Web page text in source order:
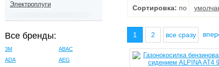
Электроплуги
Все бренды:
3M
ABAC
ADA
AEG
Сортировка: по
1 2 все сразу